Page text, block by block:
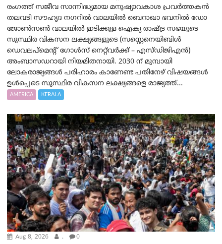
രംഗത്ത് സജീവ സാന്നിദ്ധ്യമായ മനുഷ്യാവകാശ പ്രവർത്തകൻ
തലവടി സൗഹൃദ നഗറിൽ വാലയിൽ ബെറാഖാ ഭവനിൽ ഡോ
ജോൺസൺ വാലയിൽ ഇടിക്കുള ഐക്യ രാഷ്ട്ര സഭയുടെ
സുസ്ഥിര വികസന ലക്ഷ്യങ്ങളുടെ (സസ്റ്റെനെയിബിൾ
ഡെവലപ്‌മെന്റ് ഗോൾസ് നെറ്റ്‌വർക്ക് – എസ്ഡിജിഎൻ)
അംബാസഡറായി നിയമിതനായി. 2030 ന് മുമ്പായി
ലോകരാജ്യങ്ങൾ പരിഹാരം കാണേണ്ട പതിനേഴ് വിഷയങ്ങൾ
ഉൾപ്പെടെ സുസ്ഥിര വികസന ലക്ഷ്യങ്ങളെ രാജ്യത്ത്...
AMERICA KERALA
Aug 8, 2026 . 0